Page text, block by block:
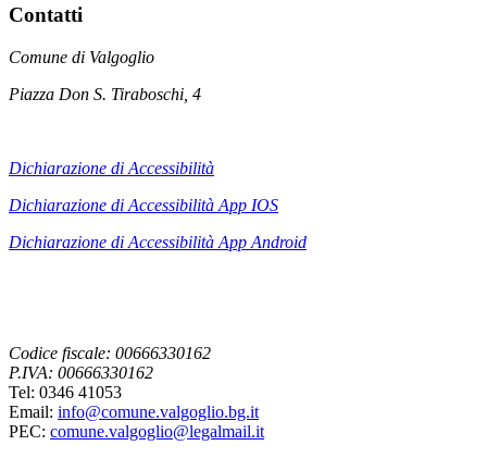
Contatti
Comune di Valgoglio
Piazza Don S. Tiraboschi, 4
Dichiarazione di Accessibilità
Dichiarazione di Accessibilità App IOS
Dichiarazione di Accessibilità App Android
Codice fiscale: 00666330162
P.IVA: 00666330162
Tel: 0346 41053
Email: info@comune.valgoglio.bg.it
PEC: comune.valgoglio@legalmail.it